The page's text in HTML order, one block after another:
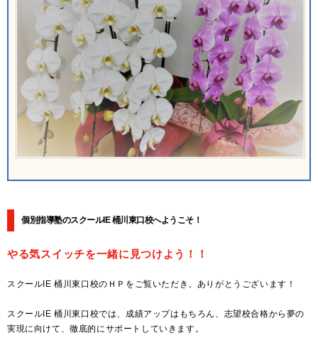
個別指導塾のスクールIE 桶川東口校へようこそ！
やる気スイッチを一緒に見つけよう！！
スクールIE 桶川東口校のＨＰをご覧いただき、ありがとうございます！
スクールIE 桶川東口校では、成績アップはもちろん、志望校合格から夢の
実現に向けて、徹底的にサポートしていきます。